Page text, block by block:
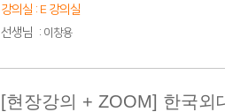
강의실 : E 강의실
선생님 : 이창용
[현장강의 + ZOOM] 한국외